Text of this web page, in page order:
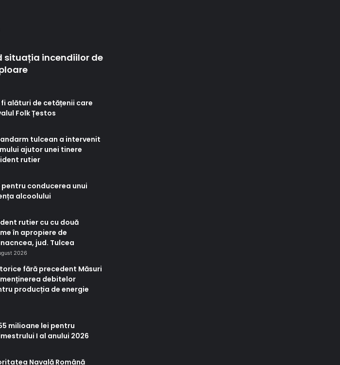
situația incendiilor de
alături de cetățenii care
Folk Țestos
tulcean a intervenit
ajutor unei tinere
rutier
conducerea unui
alcoolului
rutier cu cu două
în apropiere de
jud. Tulcea
2026
fără precedent Măsuri
debitelor
producția de energie
milioane lei pentru
I al anului 2026
Navală Română